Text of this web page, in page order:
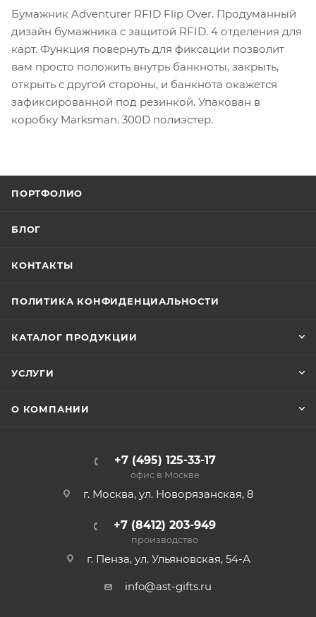
Бумажник Adventurer RFID Flip Over. Продуманный
дизайн бумажника с защитой RFID. 4 отделения для
карт. Функция повернуть для фиксации позволит
вам просто положить внутрь банкноты, закрыть,
открыть с другой стороны, и банкнота окажется
зафиксированной под резинкой. Упакован в
коробку Marksman. 300D полиэстер.
ПОРТФОЛИО
БЛОГ
КОНТАКТЫ
ПОЛИТИКА КОНФИДЕНЦИАЛЬНОСТИ
КАТАЛОГ ПРОДУКЦИИ
УСЛУГИ
О КОМПАНИИ
+7 (495) 125-33-17
офис в Москве
г. Москва, ул. Новорязанская, 8
+7 (8412) 203-949
производство
г. Пенза, ул. Ульяновская, 54-А
info@ast-gifts.ru